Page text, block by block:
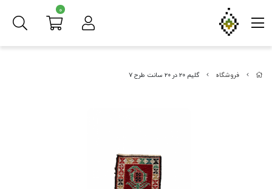
فروشگاه گلیم ۲۰ در ۲۰ سانت طرح ۷
0